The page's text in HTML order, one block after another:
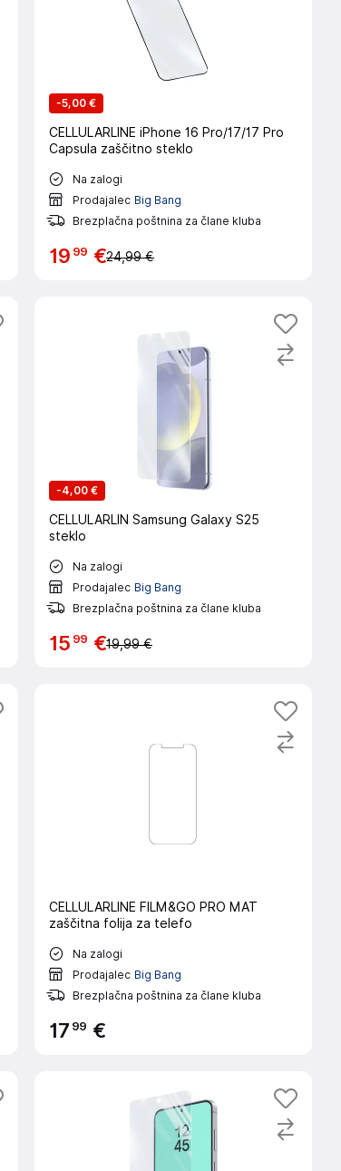
-5,00 €
CELLULARLINE iPhone 16 Pro/17/17 Pro
Capsula zaščitno steklo
Na zalogi
Prodajalec Big Bang
Brezplačna poštnina za člane kluba
19 99 €24,99 €
-4,00 €
CELLULARLIN Samsung Galaxy S25
steklo
Na zalogi
Prodajalec Big Bang
Brezplačna poštnina za člane kluba
15 99 €19,99 €
CELLULARLINE FILM&GO PRO MAT
zaščitna folija za telefo
Na zalogi
Prodajalec Big Bang
Brezplačna poštnina za člane kluba
17 99 €